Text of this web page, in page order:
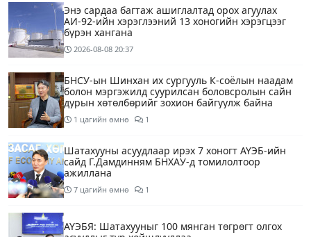
Энэ сардаа багтаж ашиглалтад орох агуулах
АИ-92-ийн хэрэглээний 13 хоногийн хэрэгцээг
бүрэн хангана
2026-08-08 20:37
БНСУ-ын Шинхан их сургууль К-соёлын наадам
болон мэргэжилд суурилсан боловсролын сайн
дурын хөтөлбөрийг зохион байгуулж байна
1 цагийн өмнө 1
Шатахууны асуудлаар ирэх 7 хоногт АҮЭБ-ийн
сайд Г.Дамдинням БНХАУ-д томилолтоор
ажиллана
7 цагийн өмнө 1
АҮЭБЯ: Шатахууныг 100 мянган төгрөгт олгох